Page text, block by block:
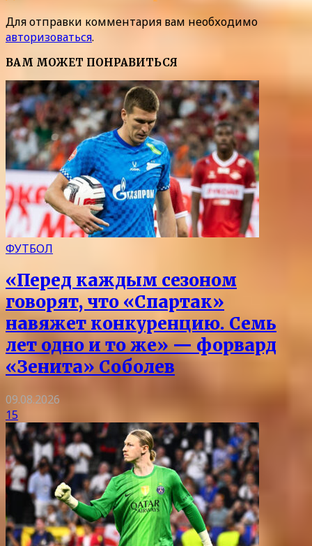
Для отправки комментария вам необходимо
авторизоваться.
ВАМ МОЖЕТ ПОНРАВИТЬСЯ
ФУТБОЛ
«Перед каждым сезоном
говорят, что «Спартак»
навяжет конкуренцию. Семь
лет одно и то же» — форвард
«Зенита» Соболев
09.08.2026
15